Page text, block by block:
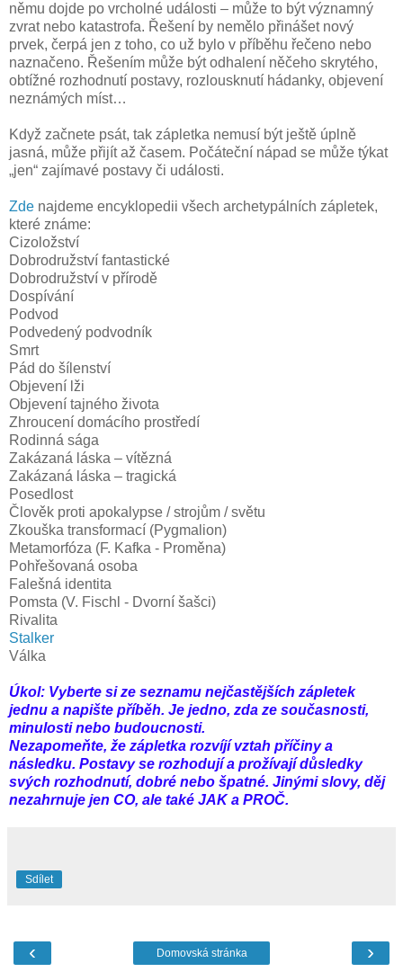
němu dojde po vrcholné události – může to být významný
zvrat nebo katastrofa. Řešení by nemělo přinášet nový
prvek, čerpá jen z toho, co už bylo v příběhu řečeno nebo
naznačeno. Řešením může být odhalení něčeho skrytého,
obtížné rozhodnutí postavy, rozlousknutí hádanky, objevení
neznámých míst…
Když začnete psát, tak zápletka nemusí být ještě úplně
jasná, může přijít až časem. Počáteční nápad se může týkat
„jen“ zajímavé postavy či události.
Zde najdeme encyklopedii všech archetypálních zápletek,
které známe:
Cizoložství
Dobrodružství fantastické
Dobrodružství v přírodě
Dospívání
Podvod
Podvedený podvodník
Smrt
Pád do šílenství
Objevení lži
Objevení tajného života
Zhroucení domácího prostředí
Rodinná sága
Zakázaná láska – vítězná
Zakázaná láska – tragická
Posedlost
Člověk proti apokalypse / strojům / světu
Zkouška transformací (Pygmalion)
Metamorfóza (F. Kafka - Proměna)
Pohřešovaná osoba
Falešná identita
Pomsta (V. Fischl - Dvorní šašci)
Rivalita
Stalker
Válka
Úkol: Vyberte si ze seznamu nejčastějších zápletek
jednu a napište příběh. Je jedno, zda ze současnosti,
minulosti nebo budoucnosti.
Nezapomeňte, že zápletka rozvíjí vztah příčiny a
následku. Postavy se rozhodují a prožívají důsledky
svých rozhodnutí, dobré nebo špatné. Jinými slovy, děj
nezahrnuje jen CO, ale také JAK a PROČ.
Sdílet
‹ ›
Domovská stránka